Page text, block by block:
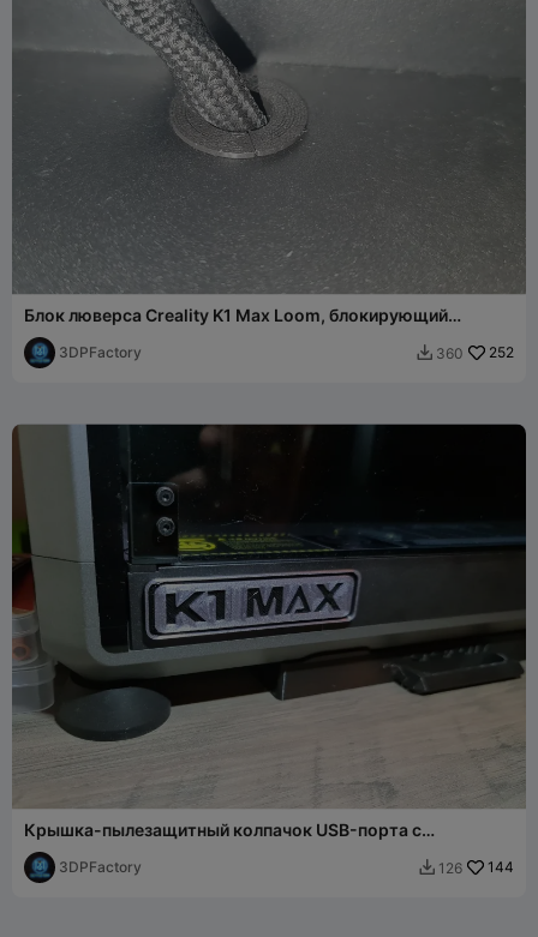
Блок люверса Creality K1 Max Loom, блокирующий
«Черную дыру»
3DPFactory  360 252
Крышка-пылезащитный колпачок USB-порта с
логотипом Creality K1 Max
3DPFactory  126 144